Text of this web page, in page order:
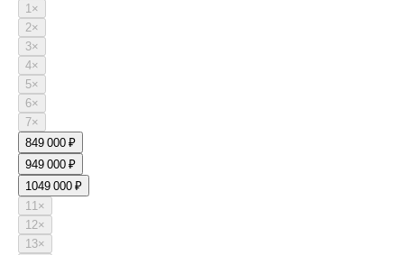
1×
2×
3×
4×
5×
6×
7×
849 000 ₽
949 000 ₽
1049 000 ₽
11×
12×
13×